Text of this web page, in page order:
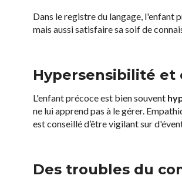
Dans le registre du langage, l'enfant
mais aussi satisfaire sa soif de
Hypersensibilité et
L'enfant précoce est bien souvent
ne lui apprend pas à le gérer.
est conseillé d’être vigilant sur
Des troubles du